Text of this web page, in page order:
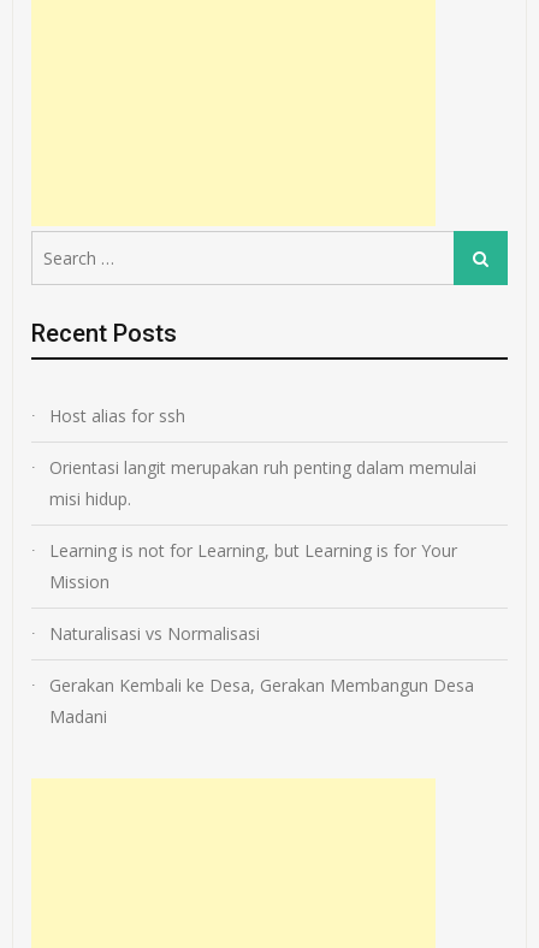
for:
Search
Recent Posts
Host alias for ssh
Orientasi langit merupakan ruh penting dalam memulai
misi hidup.
Learning is not for Learning, but Learning is for Your
Mission
Naturalisasi vs Normalisasi
Gerakan Kembali ke Desa, Gerakan Membangun Desa
Madani